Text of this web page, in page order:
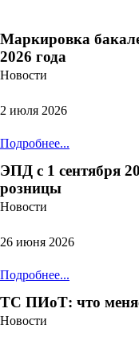
Маркировка
2026 года
Новости
2 июля 2026
Подробнее...
ЭПД с 1 сентября
розницы
Новости
26 июня 2026
Подробнее...
ТС ПИоТ: что
Новости